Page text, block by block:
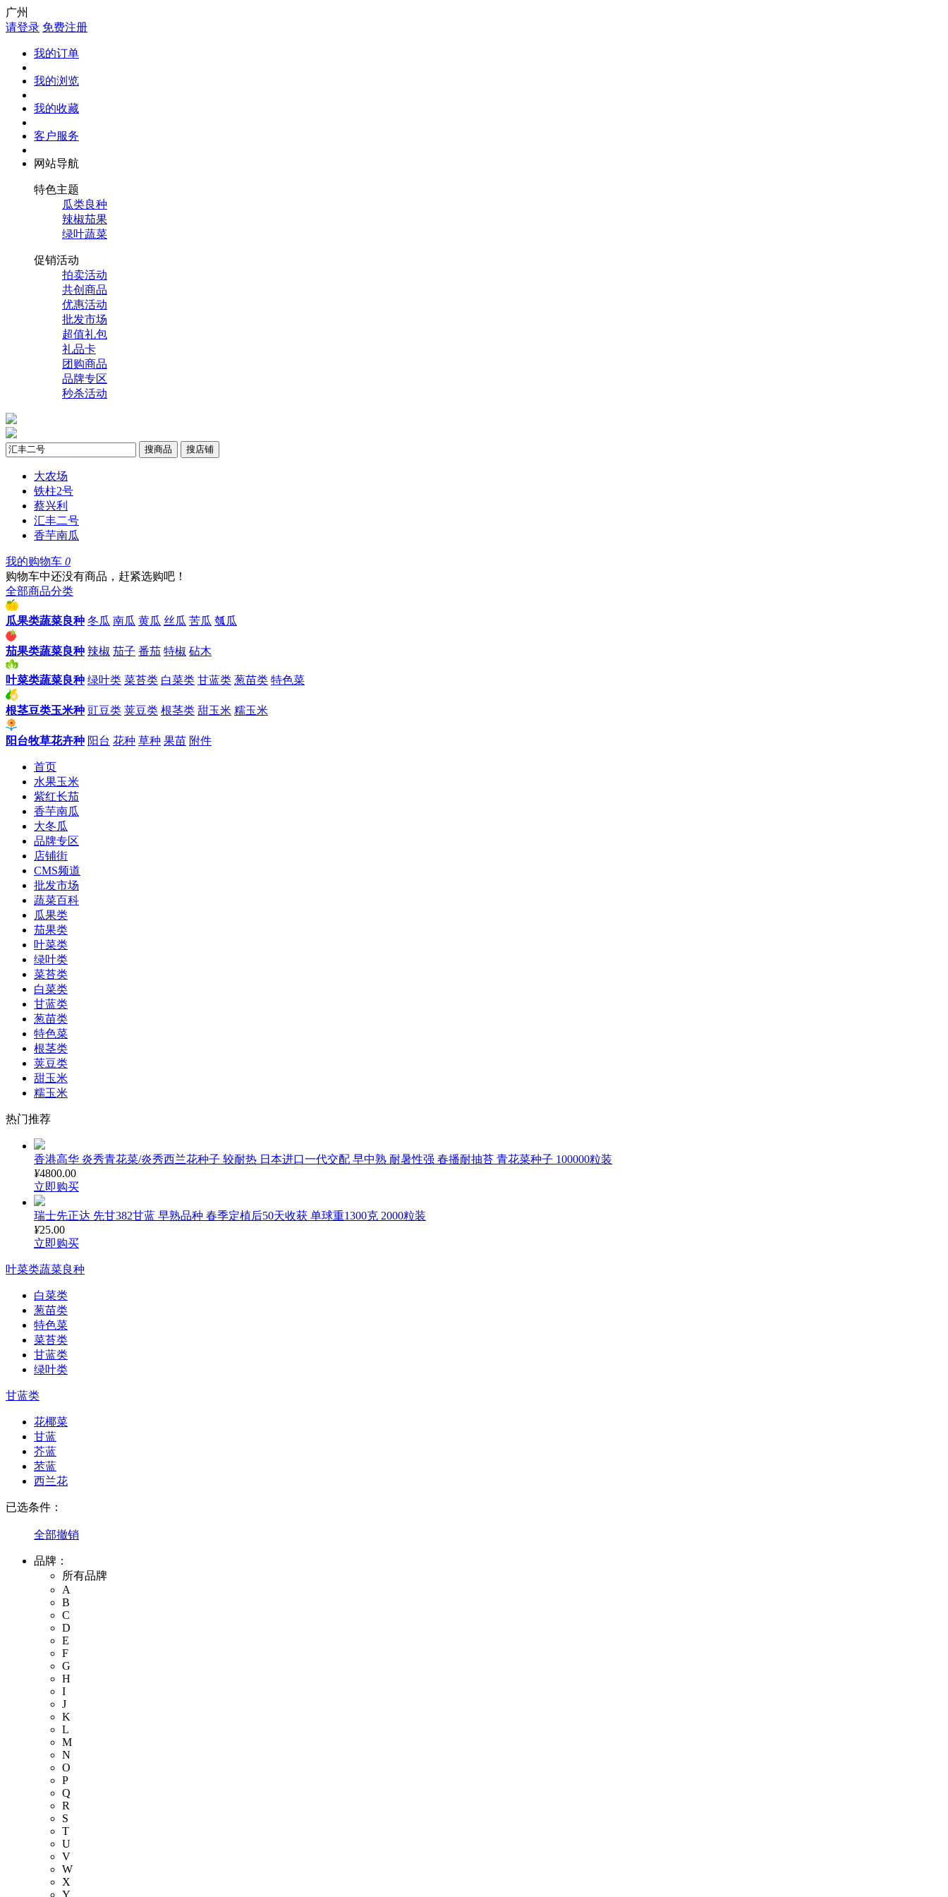
广州
请登录 免费注册
我的订单
我的浏览
我的收藏
客户服务
网站导航
特色主题
瓜类良种
辣椒茄果
绿叶蔬菜
促销活动
拍卖活动
共创商品
优惠活动
批发市场
超值礼包
礼品卡
团购商品
品牌专区
秒杀活动
搜商品 搜店铺
大农场
铁柱2号
蔡兴利
汇丰二号
香芋南瓜
我的购物车 0
购物车中还没有商品，赶紧选购吧！
全部商品分类
瓜果类蔬菜良种 冬瓜 南瓜 黄瓜 丝瓜 苦瓜 瓠瓜
茄果类蔬菜良种 辣椒 茄子 番茄 特椒 砧木
叶菜类蔬菜良种 绿叶类 菜苔类 白菜类 甘蓝类 葱苗类 特色菜
根茎豆类玉米种 豇豆类 荚豆类 根茎类 甜玉米 糯玉米
阳台牧草花卉种 阳台 花种 草种 果苗 附件
首页
水果玉米
紫红长茄
香芋南瓜
大冬瓜
品牌专区
店铺街
CMS频道
批发市场
蔬菜百科
瓜果类
茄果类
叶菜类
绿叶类
菜苔类
白菜类
甘蓝类
葱苗类
特色菜
根茎类
荚豆类
甜玉米
糯玉米
热门推荐
香港高华 炎秀青花菜/炎秀西兰花种子 较耐热 日本进口一代交配 早中熟 耐暑性强 春播耐抽苔 青花菜种子 100000粒装
¥4800.00
立即购买
瑞士先正达 先甘382甘蓝 早熟品种 春季定植后50天收获 单球重1300克 2000粒装
¥25.00
立即购买
叶菜类蔬菜良种
白菜类
葱苗类
特色菜
菜苔类
甘蓝类
绿叶类
甘蓝类
花椰菜
甘蓝
芥蓝
苤蓝
西兰花
已选条件：
全部撤销
品牌：
所有品牌
A
B
C
D
E
F
G
H
I
J
K
L
M
N
O
P
Q
R
S
T
U
V
W
X
Y